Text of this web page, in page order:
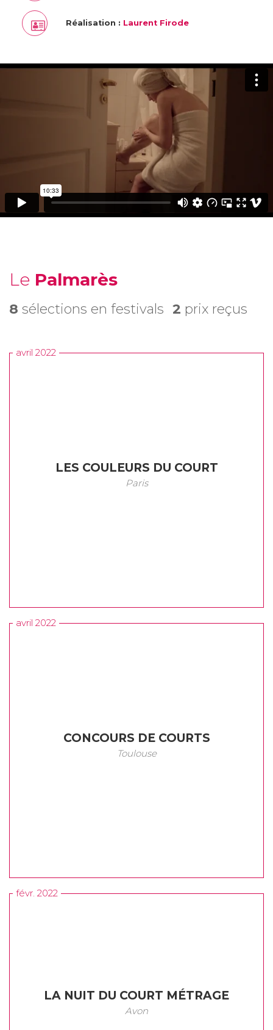
Réalisation : Laurent Firode
Le Palmarès
8 sélections en festivals 2 prix reçus
avril 2022
LES COULEURS DU COURT
Paris
avril 2022
CONCOURS DE COURTS
Toulouse
févr. 2022
LA NUIT DU COURT MÉTRAGE
Avon